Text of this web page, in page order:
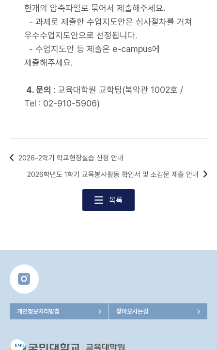
한개의 압축파일로 묶어서 제출해주세요.
- 과제로 제출한 수업지도안은 심사절차를 거쳐
우수수업지도안으로 선정됩니다.
- 수업지도안 등 제출은 e-campus에
제출해주세요.
4. 문의 : 교육대학원 교학팀(북악관 1002호 /
Tel : 02-910-5906)
2026-2학기 학교현장실습 신청 안내
목록
2026학년도 1학기 교육봉사활동 확인서 및 소감문 제출 안내
개인정보처리방침 찾아오시는길